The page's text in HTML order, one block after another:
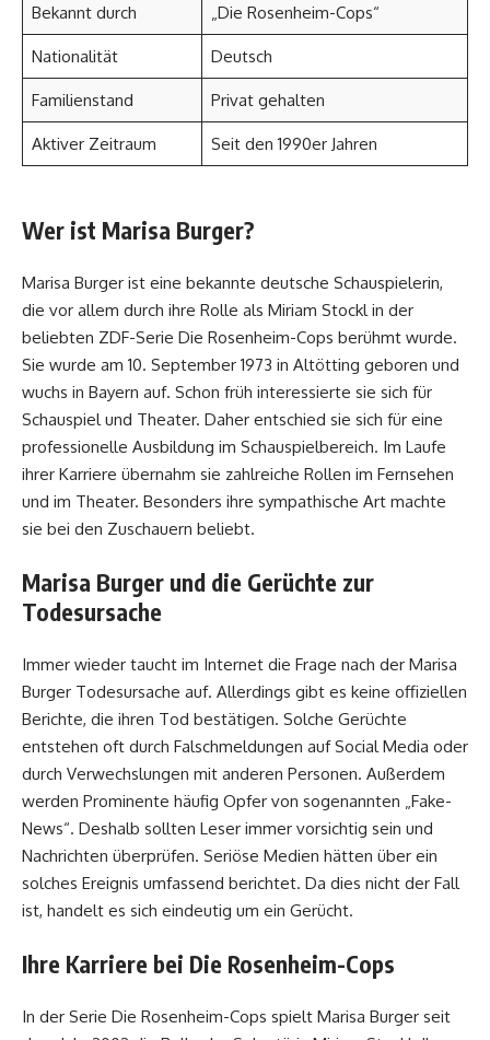
Bekannt durch „Die Rosenheim-Cops“
Nationalität Deutsch
Familienstand Privat gehalten
Aktiver Zeitraum Seit den 1990er Jahren
Wer ist Marisa Burger?
Marisa Burger ist eine bekannte deutsche Schauspielerin,
die vor allem durch ihre Rolle als Miriam Stockl in der
beliebten ZDF-Serie Die Rosenheim-Cops berühmt wurde.
Sie wurde am 10. September 1973 in Altötting geboren und
wuchs in Bayern auf. Schon früh interessierte sie sich für
Schauspiel und Theater. Daher entschied sie sich für eine
professionelle Ausbildung im Schauspielbereich. Im Laufe
ihrer Karriere übernahm sie zahlreiche Rollen im Fernsehen
und im Theater. Besonders ihre sympathische Art machte
sie bei den Zuschauern beliebt.
Marisa Burger und die Gerüchte zur
Todesursache
Immer wieder taucht im Internet die Frage nach der Marisa
Burger Todesursache auf. Allerdings gibt es keine offiziellen
Berichte, die ihren Tod bestätigen. Solche Gerüchte
entstehen oft durch Falschmeldungen auf Social Media oder
durch Verwechslungen mit anderen Personen. Außerdem
werden Prominente häufig Opfer von sogenannten „Fake-
News“. Deshalb sollten Leser immer vorsichtig sein und
Nachrichten überprüfen. Seriöse Medien hätten über ein
solches Ereignis umfassend berichtet. Da dies nicht der Fall
ist, handelt es sich eindeutig um ein Gerücht.
Ihre Karriere bei Die Rosenheim-Cops
In der Serie Die Rosenheim-Cops spielt Marisa Burger seit